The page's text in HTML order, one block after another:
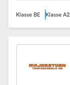
Klasse BE Klasse A2